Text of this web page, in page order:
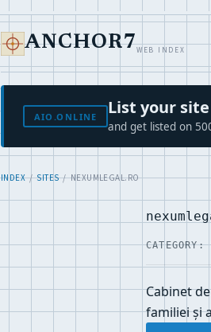
ANCHOR7WEB INDEX
AIO.ONLINE List your
and get listed on
INDEX/SITES/ NEXUMLEGAL.RO
CATEGORY:
Cabinet
familiei și